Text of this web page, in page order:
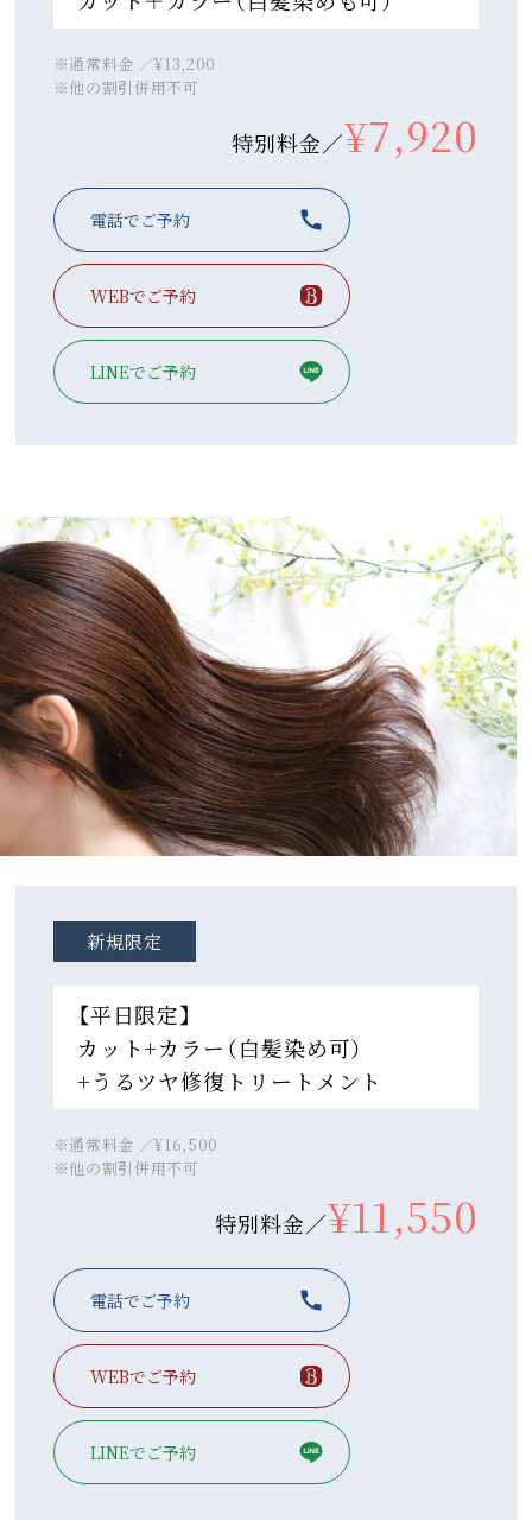
※通常料金 ／¥13,200
※他の割引併用不可
特別料金／¥7,920
電話でご予約
WEBでご予約
LINEでご予約
新規限定
【平日限定】
カット+カラー（白髪染め可）
+うるツヤ修復トリートメント
※通常料金 ／¥16,500
※他の割引併用不可
特別料金／¥11,550
電話でご予約
WEBでご予約
LINEでご予約